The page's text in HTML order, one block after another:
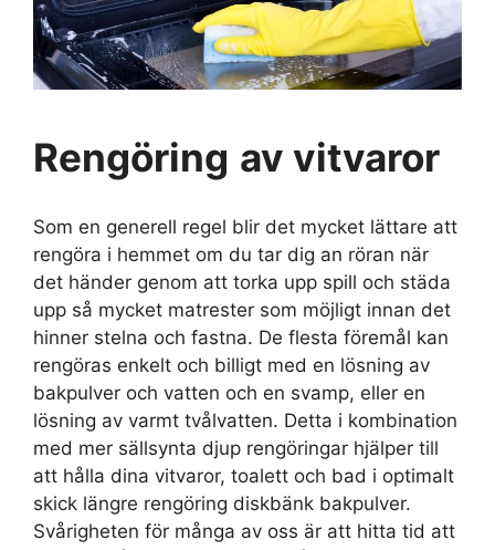
Rengöring av vitvaror
Som en generell regel blir det mycket lättare att
rengöra i hemmet om du tar dig an röran när
det händer genom att torka upp spill och städa
upp så mycket matrester som möjligt innan det
hinner stelna och fastna. De flesta föremål kan
rengöras enkelt och billigt med en lösning av
bakpulver och vatten och en svamp, eller en
lösning av varmt tvålvatten. Detta i kombination
med mer sällsynta djup rengöringar hjälper till
att hålla dina vitvaror, toalett och bad i optimalt
skick längre rengöring diskbänk bakpulver.
Svårigheten för många av oss är att hitta tid att